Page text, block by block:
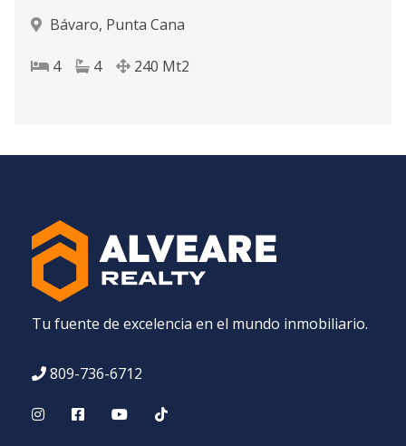
Bávaro, Punta Cana
4 4 240 Mt2
Tu fuente de excelencia en el mundo inmobiliario.
809-736-6712